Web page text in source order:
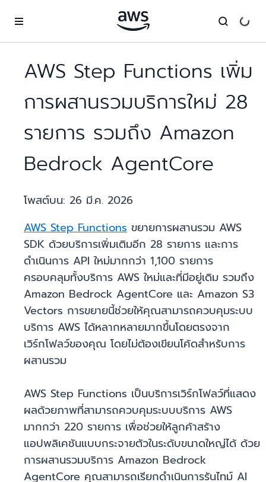
AWS Step Functions เพิ่ม
การผสานรวมบริการใหม่ 28
รายการ รวมถึง Amazon
Bedrock AgentCore
โพสต์บน: 26 มี.ค. 2026
AWS Step Functions ขยายการผสานรวม AWS
SDK ด้วยบริการเพิ่มเติมอีก 28 รายการ และการ
ดำเนินการ API ใหม่มากกว่า 1,100 รายการ
ครอบคลุมทั้งบริการ AWS ใหม่และที่มีอยู่เดิม รวมถึง
Amazon Bedrock AgentCore และ Amazon S3
Vectors การขยายนี้ช่วยให้คุณสามารถควบคุมระบบ
บริการ AWS ได้หลากหลายมากขึ้นโดยตรงจาก
เวิร์กโฟลว์ของคุณ โดยไม่ต้องเขียนโค้ดสำหรับการ
ผสานรวม
AWS Step Functions เป็นบริการเวิร์กโฟลว์ที่แสดง
ผลด้วยภาพที่สามารถควบคุมระบบบริการ AWS
มากกว่า 220 รายการ เพื่อช่วยให้ลูกค้าสร้าง
แอปพลิเคชันแบบกระจายตัวในระดับขนาดใหญ่ได้ ด้วย
การผสานรวมบริการ Amazon Bedrock
AgentCore คุณสามารถเรียกดำเนินการรันไทม์ AI